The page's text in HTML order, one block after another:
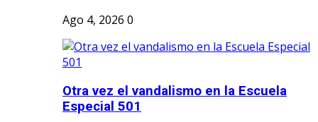
Ago 4, 2026 0
Otra vez el vandalismo en la Escuela
Especial 501